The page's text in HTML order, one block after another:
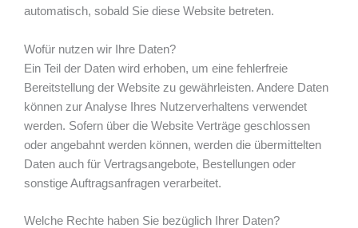
automatisch, sobald Sie diese Website betreten.
Wofür nutzen wir Ihre Daten?
Ein Teil der Daten wird erhoben, um eine fehlerfreie
Bereitstellung der Website zu gewährleisten. Andere Daten
können zur Analyse Ihres Nutzerverhaltens verwendet
werden. Sofern über die Website Verträge geschlossen
oder angebahnt werden können, werden die übermittelten
Daten auch für Vertragsangebote, Bestellungen oder
sonstige Auftragsanfragen verarbeitet.
Welche Rechte haben Sie bezüglich Ihrer Daten?